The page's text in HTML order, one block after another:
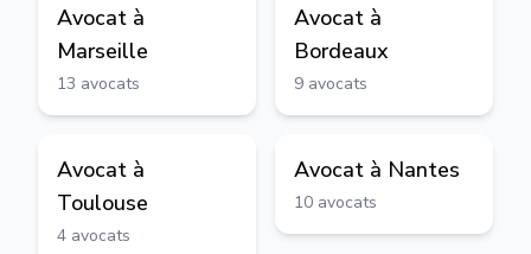
Avocat à
Marseille
13 avocats
Avocat à
Bordeaux
9 avocats
Avocat à
Toulouse
4 avocats
Avocat à Nantes
10 avocats